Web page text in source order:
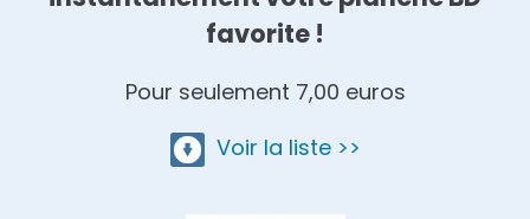
favorite !
Pour seulement 7,00 euros
Voir la liste >>